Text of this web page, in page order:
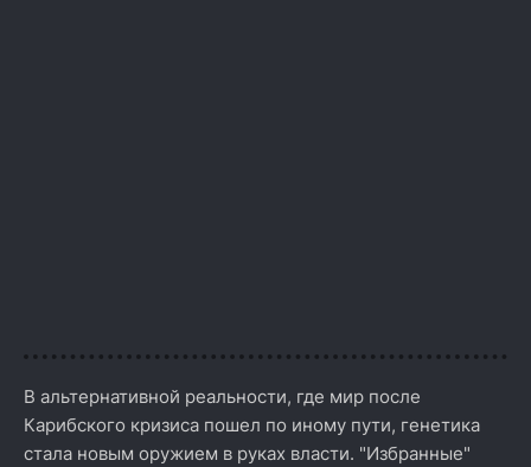
В альтернативной реальности, где мир после
Карибского кризиса пошел по иному пути, генетика
стала новым оружием в руках власти. "Избранные"